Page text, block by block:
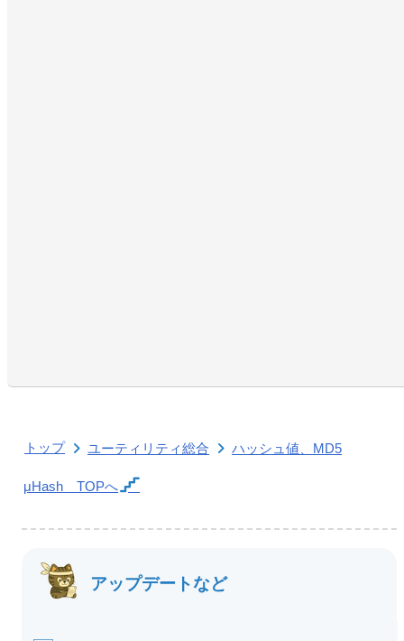
トップ ユーティリティ総合 ハッシュ値、MD5
μHash TOPへ
アップデートなど